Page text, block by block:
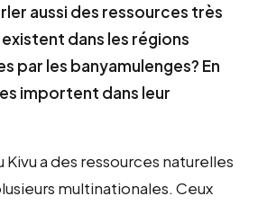
aussi des ressources très
dans les régions
par les banyamulenges? En
importent dans leur
Kivu a des ressources naturelles
multinationales. Ceux